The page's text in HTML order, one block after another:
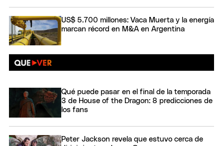
US$ 5.700 millones: Vaca Muerta y la energía
marcan récord en M&A en Argentina
Qué puede pasar en el final de la temporada
3 de House of the Dragon: 8 predicciones de
los fans
Peter Jackson revela que estuvo cerca de